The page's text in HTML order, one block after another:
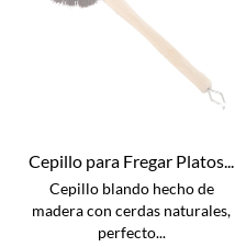
Cepillo para Fregar Platos...
Cepillo blando hecho de
madera con cerdas naturales,
perfecto...